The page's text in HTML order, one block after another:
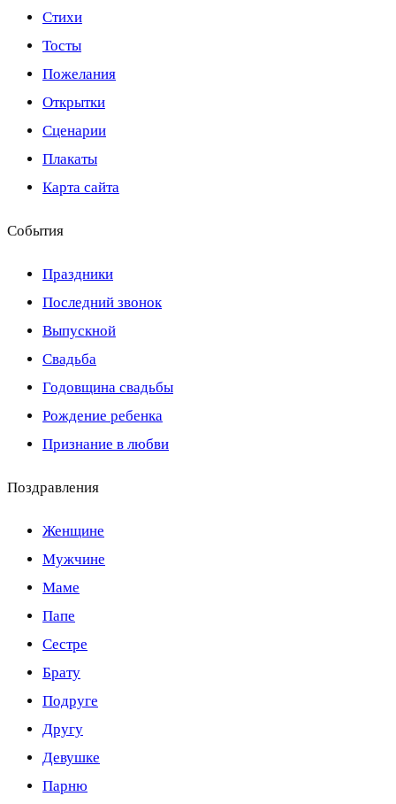
Стихи
Тосты
Пожелания
Открытки
Сценарии
Плакаты
Карта сайта
События
Праздники
Последний звонок
Выпускной
Свадьба
Годовщина свадьбы
Рождение ребенка
Признание в любви
Поздравления
Женщине
Мужчине
Маме
Папе
Сестре
Брату
Подруге
Другу
Девушке
Парню